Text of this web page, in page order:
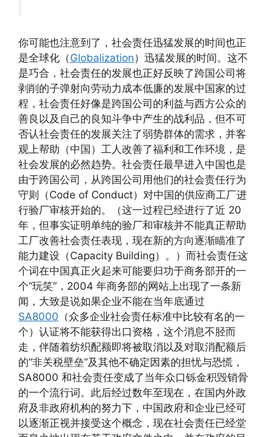
你可能也注意到了，社会责任迅猛发展的时间也正
是全球化（Globalization）迅猛发展的时间。这不
是巧合，社会责任的发展也正好反映了跨国公司将
剥削的子弹射向劳动力成本低廉的发展中国家的过
程，社会责任好像是跨国公司的利益与西方公众的
善良以及自己的良知斗争中产生的战利品，但不可
否认社会责任的发展关注了弱势群体的需求，并客
观上帮助（中国）工人改善了福利和工作环境，是
社会发展的必然趋势。社会责任最早进入中国也是
由于跨国公司，从跨国公司用他们的社会责任行为
守则（Code of Conduct）对中国的供应商工厂进
行验厂审核开始的。（这一过程已经进行了近 20
年，但事实证明单纯的验厂和审核并不能真正帮助
工厂改善社会责任表现，现在新的方向逐渐瞄准了
能力建设（Capacity Building）。）而社会责任这
个词在中国真正火起来可能要归功于商务部开的一
个“玩笑”，2004 年商务部的网站上出现了一条新
闻，大致是说如果企业不能在当年底通过
SA8000 （众多企业社会责任标准中比较有名的一
个）认证将不能获得出口资格，这个消息不胫而
走，伴随着纺织配额即将被取消以及对取消配额后
的“非关税壁垒”及其他不确定因素的担忧与恐慌，
SA8000 和社会责任变成了当年众口铄金积毁销骨
的一个流行词。此后经过数年至现在，在国内外政
府及非政府机构的努力下，中国政府和企业已经可
以逐渐正视并接受这个概念，现在社会责任已经堂